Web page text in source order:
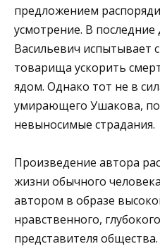
предложением
усмотрение. В
Васильевич испытывает
товарища ускорить
ядом. Однако тот не в
умирающего Ушакова,
невыносимые страдания.
Произведение автора
жизни обычного
автором в образе
нравственного,
представителя общества.